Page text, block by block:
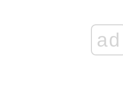
ad